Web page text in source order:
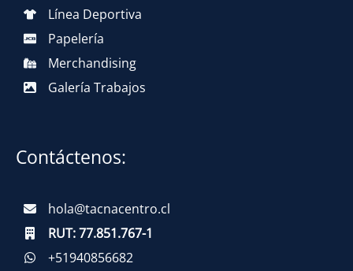
Línea Deportiva
Papelería
Merchandising
Galería Trabajos
Contáctenos:
hola@tacnacentro.cl
RUT:77.851.767-1
+51940856682